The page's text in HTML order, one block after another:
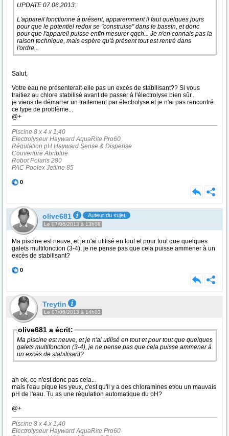
UPDATE 07.06.2013:
L'appareil fonctionne à présent, apparemment il faut quelques jours
pour que le potentiel redox se "construise" dans le bassin, et donc
pour que l'appareil puisse enfin mesurer qqch... Je n'en connais pas la
raison technique, mais espère qu'à présent tout est rentré dans
l'ordre...
Salut,
Votre eau ne présenterait-elle pas un excès de stabilisant?? Si vous
traitiez au chlore stabilisé avant de passer à l'électrolyse bien sûr...
je viens de démarrer un traitement par électrolyse et je n'ai pas rencontré
ce type de problème...
@+
Piscine 8 x 4 x 1,40
Electrolyseur Hayward AquaRite Pro60
Régulation pH Hayward Sense & Dispense
Couverture Abriblue
Robot Polaris 280
PAC Poolex Jetline 85
0
olive681 Auteur du sujet
Le 07/06/2013 à 13h08
Ma piscine est neuve, et je n'ai utilisé en tout et pour tout que quelques
galets multifonction (3-4), je ne pense pas que cela puisse ammener à un
excès de stabilisant?
0
Treytin
Le 07/06/2013 à 14h03
olive681 a écrit:
Ma piscine est neuve, et je n'ai utilisé en tout et pour tout que quelques
galets multifonction (3-4), je ne pense pas que cela puisse ammener à
un excès de stabilisant?
ah ok, ce n'est donc pas cela...
mais l'eau pique les yeux, c'est qu'il y a des chloramines et/ou un mauvais
pH de l'eau. Tu as une régulation automatique du pH?
@+
Piscine 8 x 4 x 1,40
Electrolyseur Hayward AquaRite Pro60